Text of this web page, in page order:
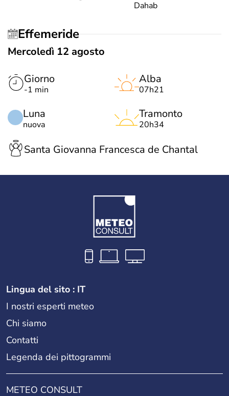
Dahab
Effemeride
Mercoledì 12 agosto
Giorno
-1 min
Luna
nuova
Alba
07h21
Tramonto
20h34
Santa Giovanna Francesca de Chantal
Lingua del sito : IT
I nostri esperti meteo
Chi siamo
Contatti
Legenda dei pittogrammi
METEO CONSULT